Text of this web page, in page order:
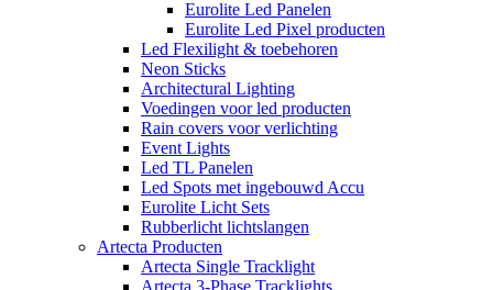
Eurolite Led Panelen
Eurolite Led Pixel producten
Led Flexilight & toebehoren
Neon Sticks
Architectural Lighting
Voedingen voor led producten
Rain covers voor verlichting
Event Lights
Led TL Panelen
Led Spots met ingebouwd Accu
Eurolite Licht Sets
Rubberlicht lichtslangen
Artecta Producten
Artecta Single Tracklight
Artecta 3-Phase Tracklights